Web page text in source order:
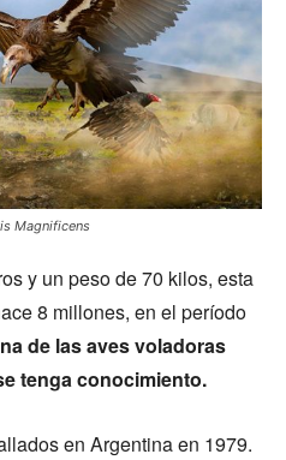
Magnificens
y un peso de 70 kilos, esta
8 millones, en el período
de las aves voladoras
tenga conocimiento.
en Argentina en 1979.